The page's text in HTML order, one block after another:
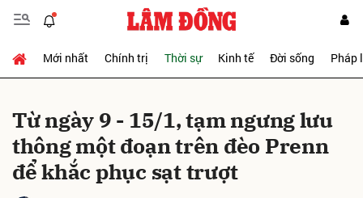
Mới nhất Chính trị Thời sự Kinh tế Đời sống Pháp
Từ ngày 9 - 15/1, tạm ngưng lưu
thông một đoạn trên đèo Prenn
để khắc phục sạt trượt
Gửi bình luận